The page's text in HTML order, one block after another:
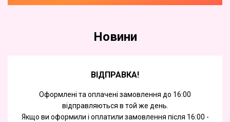
професійної роботи... Ціна 560 грн
Новини
ВІДПРАВКА!
Оформлені та оплачені замовлення до 16:00
відправляються в той же день.
Якщо ви оформили і оплатили замовлення після 16:00 -